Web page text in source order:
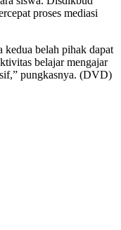
proses mediasi
kedua belah pihak dapat
belajar mengajar
pungkasnya. (DVD)